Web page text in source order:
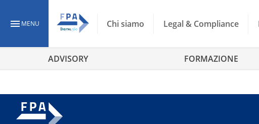
MENU Chi siamo Legal & Compliance
ADVISORY FORMAZIONE